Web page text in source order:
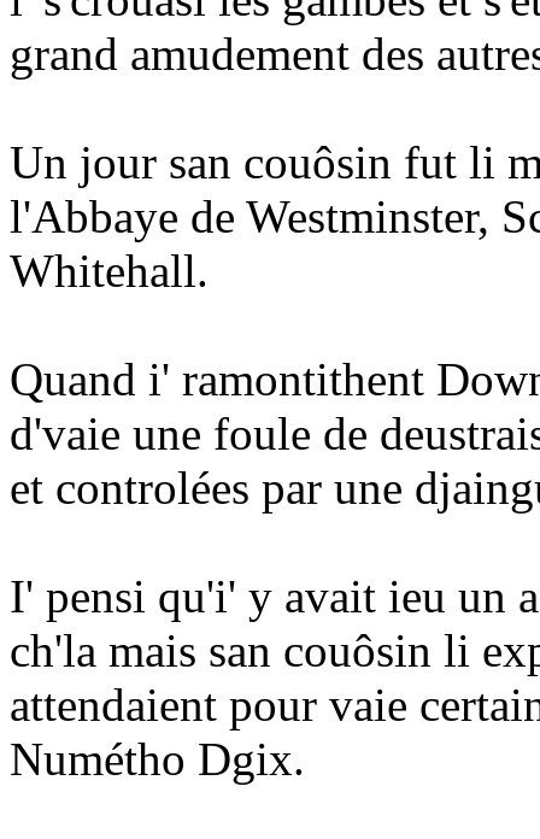
grand amudement des
Un jour san couôsin fut li
l'Abbaye de Westminster,
Whitehall.
Quand i' ramontithent
d'vaie une foule de
et controlées par une
I' pensi qu'i' y avait ieu un
ch'la mais san couôsin li
attendaient pour vaie
Numétho Dgix.